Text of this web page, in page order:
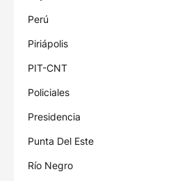
Perú
Piriápolis
PIT-CNT
Policiales
Presidencia
Punta Del Este
Río Negro